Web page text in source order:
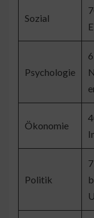
Sozial
Psychologie
Ökonomie
Politik